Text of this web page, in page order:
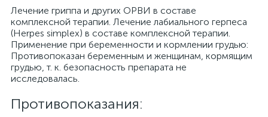
Лечение гриппа и других ОРВИ в составе
комплексной терапии. Лечение лабиального герпеса
(Herpes simplex) в составе комплексной терапии.
Применение при беременности и кормлении грудью:
Противопоказан беременным и женщинам, кормящим
грудью, т. к. безопасность препарата не
исследовалась.
Противопоказания: